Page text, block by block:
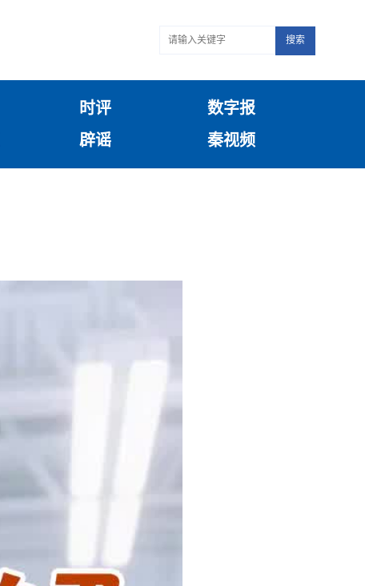
搜索
时评
数字报
辟谣 秦视频